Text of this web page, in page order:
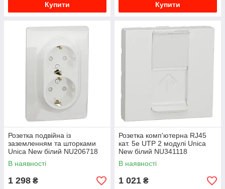
Купити Купити
Розетка подвійна із
заземленням та шторками
Unica New білий NU206718
В наявності
1 298 ₴
Розетка комп'ютерна RJ45
кат. 5е UTP 2 модулі Unica
New білий NU341118
В наявності
1 021 ₴